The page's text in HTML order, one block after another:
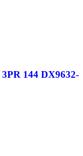
144 DX9632-